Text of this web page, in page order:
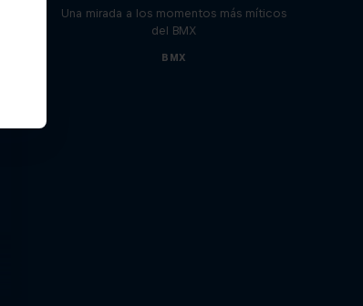
Una mirada a los momentos más míticos
del BMX
BMX